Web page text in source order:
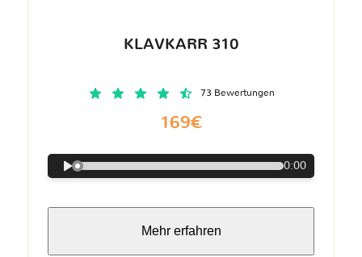
KLAVKARR 310
73 Bewertungen
169€
0:00
Mehr erfahren